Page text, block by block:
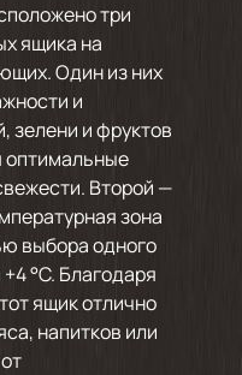
три
ящика на
Один из них
и
зелени и фруктов
Второй —
зона
выбора одного
°С. Благодаря
ящик отлично
напитков или